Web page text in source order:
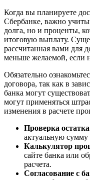
Когда вы планируете
Сбербанке, важно
долга, но и проценты,
итоговую выплату.
рассчитанная вами для
меньше желаемой, если
Обязательно
договора, так как в
банка могут
могут применяться
изменения в расчете
Проверка
актуальную сумму
Калькулятор
сайте банка или
расчета.
Согласование с